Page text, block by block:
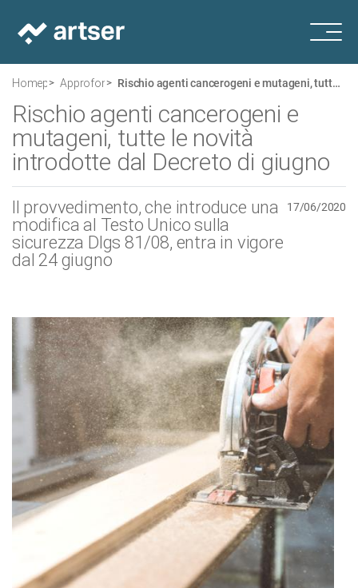
HomepageApprofondimenti Rischio agenti cancerogeni e mutageni, tutte le novità introdotte dal Decreto di giugno
Rischio agenti cancerogeni e
mutageni, tutte le novità
introdotte dal Decreto di giugno
Il provvedimento, che introduce una
modifica al Testo Unico sulla
sicurezza Dlgs 81/08, entra in vigore
dal 24 giugno​​​​​​​
17/06/2020